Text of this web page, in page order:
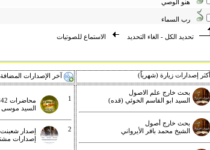
هنو الوصي
رب السماء
تحديد الكل - الغاء التحديد الاستماع للصوتيات
أكثر إصدارات زيارة (شهرياً) آخر الإصدارات المضافة
بحث خارج علم الاصول
السيد ابو القاسم الخوئي (قده)
بحث خارج أصول
الشيخ محمد باقر الأيرواني
1
محاضرات 1442 هـ
السيد موسى
2
إصدار شعبنت
إصدارات